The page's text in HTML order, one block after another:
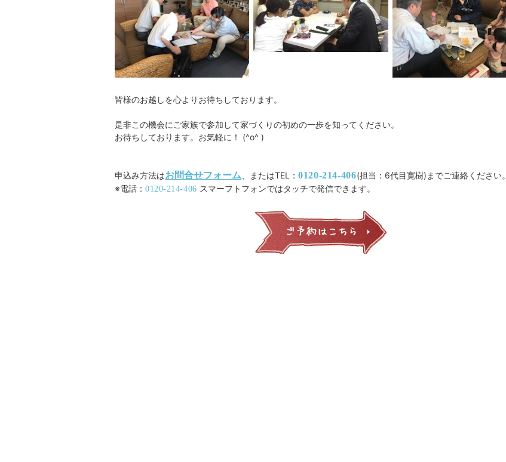
皆様のお越しを心よりお待ちしております。
是非この機会にご家族で参加して家づくりの初めの一歩を知ってください。
お待ちしております。お気軽に！ (^o^ )
申込み方法はお問合せフォーム 、またはTEL： 0120-214-406(担当：6代目寛樹)までご連絡ください。
※電話： 0120-214-406 スマーフトフォンではタッチで発信できます。